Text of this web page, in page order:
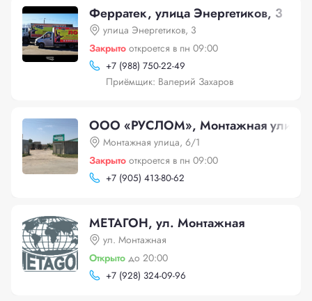
Ферратек, улица Энергетиков, 3
улица Энергетиков, 3
Закрыто откроется в пн 09:00
+7 (988) 750-22-49
Приёмщик: Валерий Захаров
ООО «РУСЛОМ», Монтажная
Монтажная улица, 6/1
Закрыто откроется в пн 09:00
+7 (905) 413-80-62
МЕТАГОН, ул. Монтажная
ул. Монтажная
Открыто до 20:00
+7 (928) 324-09-96